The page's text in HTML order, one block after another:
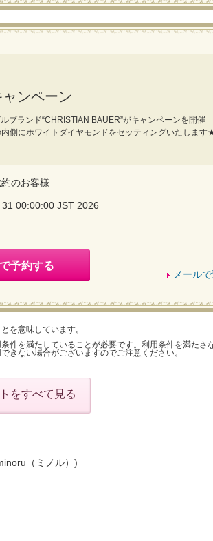
ンペーン
ブランド“CHRISTIAN BAUER”がキャンペーンを開催
側にホワイトダイヤモンドをセッティングいたします
のお客様
00:00:00 JST 2026
予約する
メール
を意味しています。
件を満たしていることが必要です。利用条件を満たさ
きない場合がございますのでご注意ください。
をすべて見る
（ミノル）)